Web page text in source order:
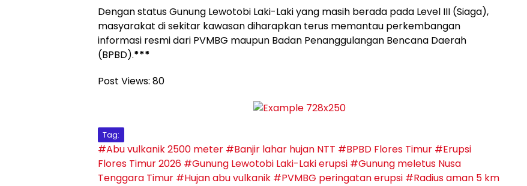
Dengan status Gunung Lewotobi Laki-Laki yang masih berada pada Level III (Siaga),
masyarakat di sekitar kawasan diharapkan terus memantau perkembangan
informasi resmi dari PVMBG maupun Badan Penanggulangan Bencana Daerah
(BPBD).***
Post Views: 80
Tag:
#Abu vulkanik 2500 meter #Banjir lahar hujan NTT #BPBD Flores Timur #Erupsi
Flores Timur 2026 #Gunung Lewotobi Laki-Laki erupsi #Gunung meletus Nusa
Tenggara Timur #Hujan abu vulkanik #PVMBG peringatan erupsi #Radius aman 5 km